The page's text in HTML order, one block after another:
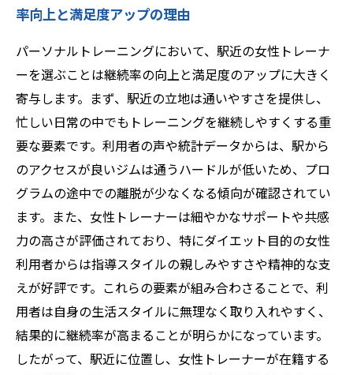
率向上と満足度アップの理由
パーソナルトレーニングにおいて、駅近の女性トレーナ
ーを選ぶことは継続率の向上と満足度のアップに大きく
寄与します。まず、駅近の立地は通いやすさを提供し、
忙しい日常の中でもトレーニングを継続しやすくする重
要な要素です。利用者の声や統計データからは、駅から
のアクセスが良いジムは通うハードルが低いため、プロ
グラムの途中での離脱が少なくなる傾向が確認されてい
ます。また、女性トレーナーは細やかなサポートや共感
力の高さが評価されており、特にダイエット目的の女性
利用者からは指導スタイルの親しみやすさや精神的な支
えが好評です。これらの要素が組み合わさることで、利
用者は自身の生活スタイルに無理なく取り入れやすく、
結果的に継続率が高まることが明らかになっています。
したがって、駅近に位置し、女性トレーナーが在籍する